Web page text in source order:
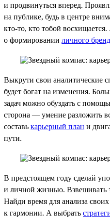
и продвинуться вперед.
на публике, будь в центре
кто-то, кто тобой
о формировании личного
Выкрути свои аналитические
будет богат на изменения.
задач можно обуздать с
сторона — умение разложить
составь карьерный план и
пути.
В предстоящем году сделай
и личной жизнью. Взвешивать
Найди время для анализа
к гармонии. А выбрать